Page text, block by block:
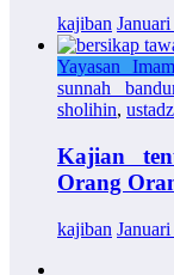
kajiban
Yayasan
sunnah
sholihin,
Kajian
Orang
kajiban